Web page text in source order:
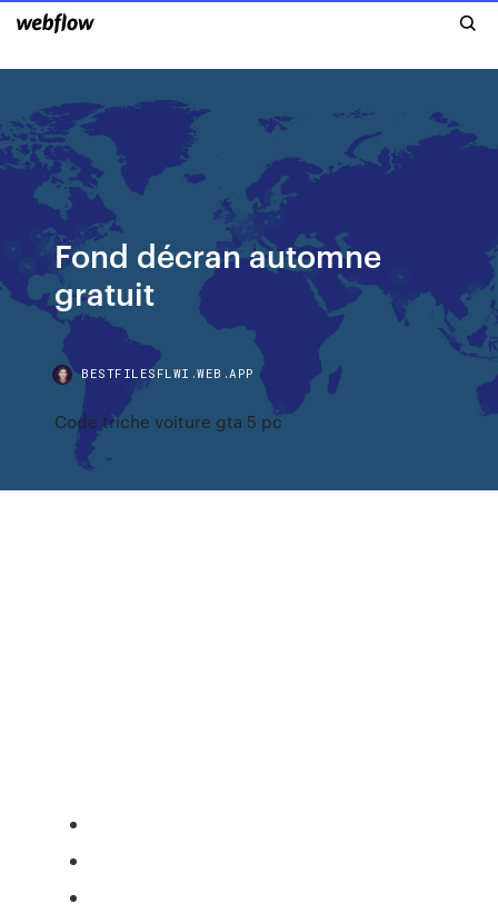
Fond décran automne
gratuit
BESTFILESFLWI.WEB.APP
Code triche voiture gta 5 pc